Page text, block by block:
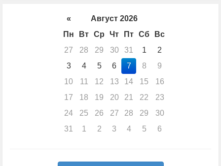
«
Август 2026
Пн
Вт Ср Чт Пт Сб
Вс
27
28 29 30 31 1
2
3
4 5 6 7 8
9
10
11 12 13 14 15
16
17
18 19 20 21 22
23
24
25 26 27 28 29
30
31
1 2 3 4 5 6